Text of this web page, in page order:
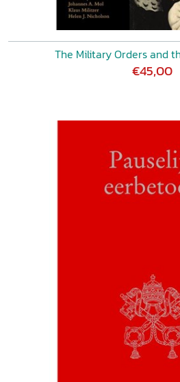
The Military Orders and
€45,00